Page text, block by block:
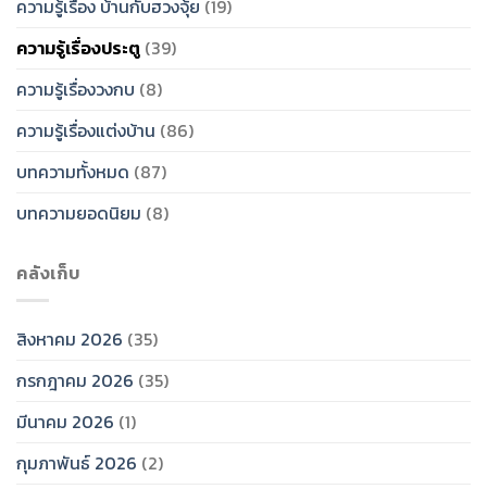
ความรู้เรื่อง บ้านกับฮวงจุ้ย (19)
ความรู้เรื่องประตู (39)
ความรู้เรื่องวงกบ (8)
ความรู้เรื่องแต่งบ้าน (86)
บทความทั้งหมด (87)
บทความยอดนิยม (8)
คลังเก็บ
สิงหาคม 2026 (35)
กรกฎาคม 2026 (35)
มีนาคม 2026 (1)
กุมภาพันธ์ 2026 (2)